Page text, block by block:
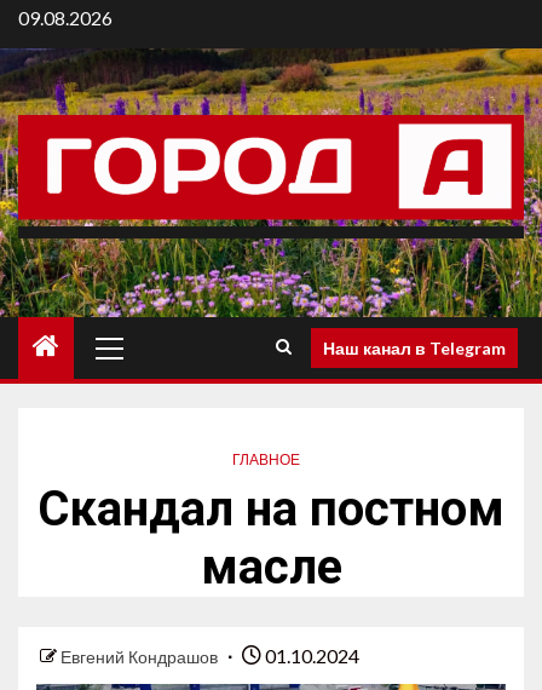
09.08.2026
Наш канал в Telegram
ГЛАВНОЕ
Скандал на постном
масле
Евгений Кондрашов 01.10.2024